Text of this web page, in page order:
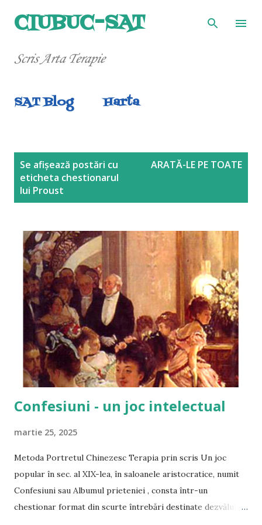
Treceți la conținutul principal
CIUBUC-SAT
Scris Arta Terapie
SAT Blog Harta
Se afișează postări cu
eticheta chestionarul
lui Proust
ARATĂ-LE PE TOATE
Confesiuni - un joc intelectual
martie 25, 2025
Metoda Portretul Chinezesc Terapia prin scris Un joc
popular în sec. al XIX-lea, în saloanele aristocratice, numit
Confesiuni sau Albumul prieteniei , consta într-un
chestionar format din scurte întrebări destinate dezvăluirii